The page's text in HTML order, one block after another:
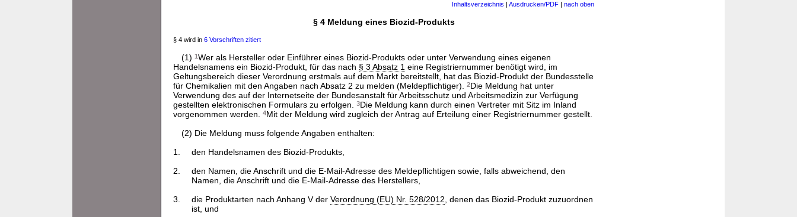
Inhaltsverzeichnis Ausdrucken/PDF nach oben
§ 4 Meldung eines Biozid-Produkts
§ 4 wird in 6 Vorschriften zitiert
(1) 1Wer als Hersteller oder Einführer eines Biozid-Produkts oder unter Verwendung eines eigenen
Handelsnamens ein Biozid-Produkt, für das nach § 3 Absatz 1 eine Registriernummer benötigt wird, im
Geltungsbereich dieser Verordnung erstmals auf dem Markt bereitstellt, hat das Biozid-Produkt der Bundesstelle
für Chemikalien mit den Angaben nach Absatz 2 zu melden (Meldepflichtiger). 2Die Meldung hat unter
Verwendung des auf der Internetseite der Bundesanstalt für Arbeitsschutz und Arbeitsmedizin zur Verfügung
gestellten elektronischen Formulars zu erfolgen. 3Die Meldung kann durch einen Vertreter mit Sitz im Inland
vorgenommen werden. 4Mit der Meldung wird zugleich der Antrag auf Erteilung einer Registriernummer gestellt.
(2) Die Meldung muss folgende Angaben enthalten:
1.
den Handelsnamen des Biozid-Produkts,
2.
den Namen, die Anschrift und die E-Mail-Adresse des Meldepflichtigen sowie, falls abweichend, den
Namen, die Anschrift und die E-Mail-Adresse des Herstellers,
3.
die Produktarten nach Anhang V der Verordnung (EU) Nr. 528/2012, denen das Biozid-Produkt zuzuordnen
ist, und